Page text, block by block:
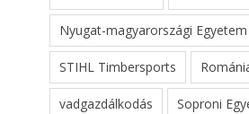
Nyugat-magyarországi Egyetem
STIHL Timbersports
vadgazdálkodás Soproni